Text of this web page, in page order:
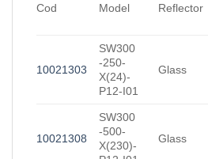
Cod Model Reflector
10021303
SW300
-250-
X(24)-
P12-I01
Glass
10021308
SW300
-500-
X(230)-
Glass